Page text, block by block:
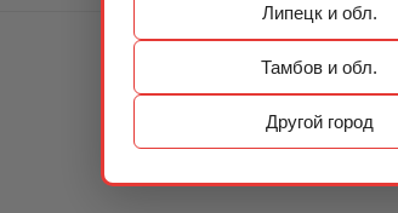
Липецк и обл.
Тамбов и обл.
Другой город